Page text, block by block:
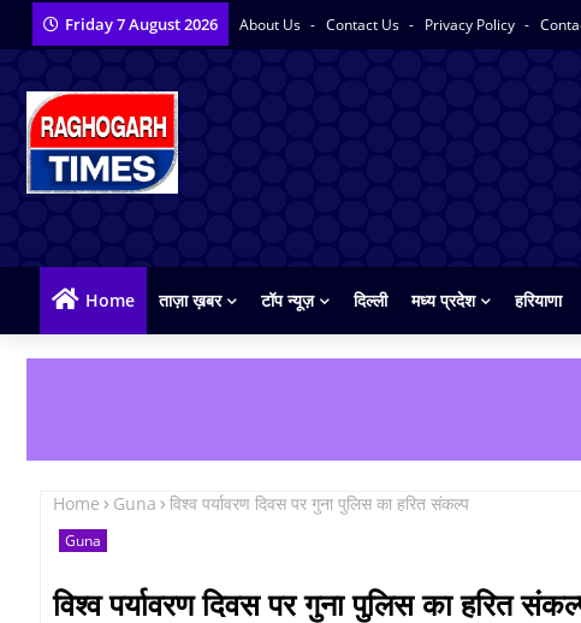
Friday 7 August 2026 About Us Contact Us Privacy Policy
Home ताज़ा ख़बर टॉप न्यूज़ दिल्ली मध्य प्रदेश हरियाणा
Home Guna विश्व पर्यावरण दिवस पर गुना पुलिस का हरित संकल्प
Guna
विश्व पर्यावरण दिवस पर गुना पुलिस का हरित